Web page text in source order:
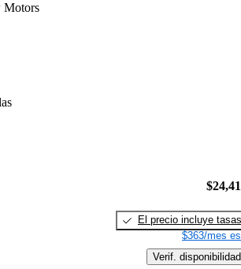
Motors
El precio incluye tasas
$363/mes
Verif. disponibilidad